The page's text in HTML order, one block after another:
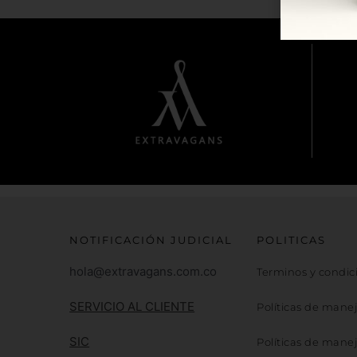
NOTIFICACIÓN JUDICIAL
hola@extravagans.com.co
SERVICIO AL CLIENTE
SIC
POLITICAS
Terminos y
Políticas de
Políticas de